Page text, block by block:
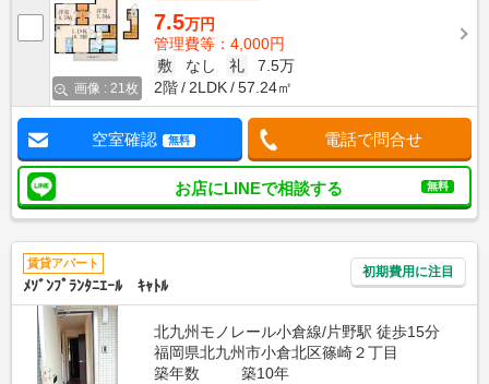
画像 : 21枚
7.5万円
管理費等：4,000円
敷
なし 礼
7.5万
2階
2LDK 57.24㎡
空室確認 無料 電話で問合せ
お店にLINEで相談する 無料
賃貸アパート
ﾒｿﾞﾝﾌﾟﾗﾝﾀﾆｴｰﾙ ｷｬﾄﾙ
初期費用に注目
北九州モノレール小倉線/片野駅 徒歩15分
福岡県北九州市小倉北区篠崎２丁目
築年数
築10年